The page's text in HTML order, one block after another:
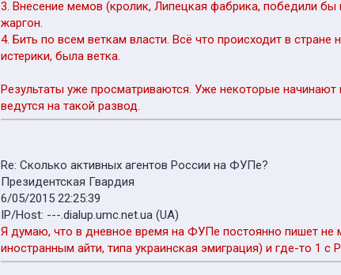
3. Внесение мемов (кролик, Липецкая фабрика, победили
жаргон.
4. Бить по всем веткам власти. Всё что происходит в
истерики, была ветка.
Результаты уже просматриваются. Уже некоторые
ведутся на такой развод.
Re: Сколько активных агентов России на ФУПе?
Президентская Гвардия
6/05/2015 22:25:39
IP/Host: ---.dialup.umc.net.ua (UA)
Я думаю, что в дневное время на ФУПе постоянно пишет не
иностранным айти, типа украинская эмиграция) и где-то 1